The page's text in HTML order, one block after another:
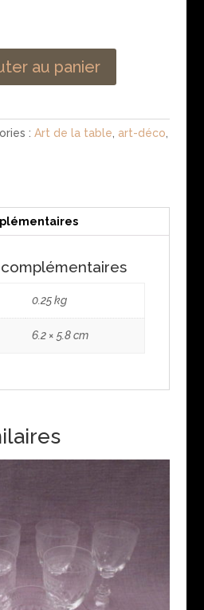
au panier
: Art de la table, art-déco,
0.25 kg
6.2 × 5.8 cm